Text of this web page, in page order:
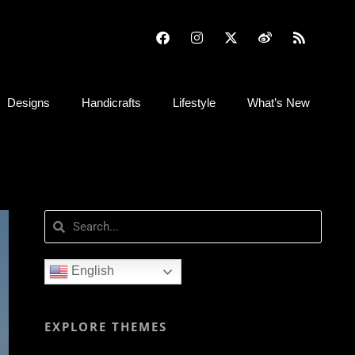
Designs Handicrafts Lifestyle What’s New
English
EXPLORE THEMES